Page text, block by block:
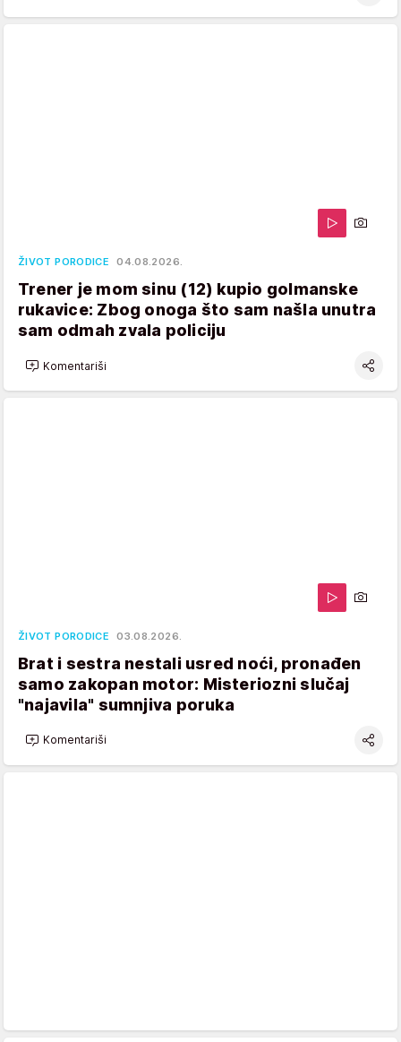
ŽIVOT PORODICE 04.08.2026.
Trener je mom sinu (12) kupio golmanske
rukavice: Zbog onoga što sam našla unutra
sam odmah zvala policiju
Komentariši
ŽIVOT PORODICE 03.08.2026.
Brat i sestra nestali usred noći, pronađen
samo zakopan motor: Misteriozni slučaj
"najavila" sumnjiva poruka
Komentariši